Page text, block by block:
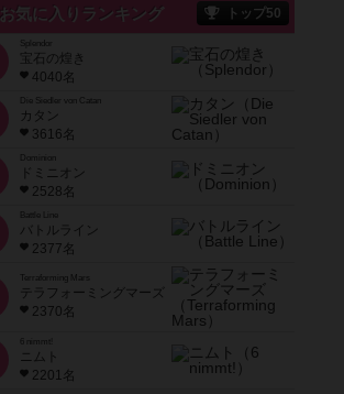
お気に入りランキング トップ50
宝石の煌き
4040名
Die Siedler von Catan
カタン
3616名
ドミニオン
2528名
Battle Line
バトルライン
2377名
Terraforming Mars
テラフォーミングマーズ
2370名
ニムト
2201名